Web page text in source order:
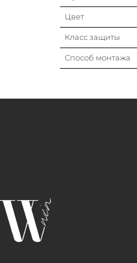
Цвет
Класс защиты
Способ монтажа